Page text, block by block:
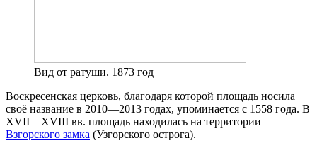
Вид от ратуши. 1873 год
Воскресенская церковь, благодаря которой площадь носила
своё название в 2010—2013 годах, упоминается с 1558 года. В
XVII—XVIII вв. площадь находилась на территории
Взгорского замка (Узгорского острога).